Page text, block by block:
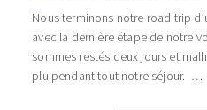
Nous terminons notre road trip
avec la dernière étape de notre
sommes restés deux jours et
plu pendant tout notre séjour. …